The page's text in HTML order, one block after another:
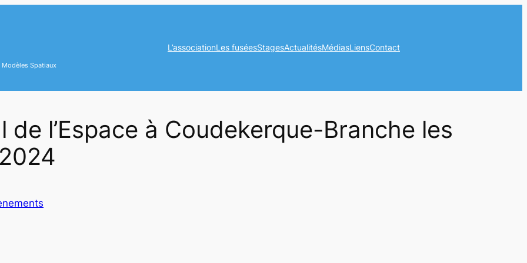
Spatiaux
L’associationLes fuséesStagesActualitésMédiasLiensContact
de l’Espace à Coudekerque-Branche les